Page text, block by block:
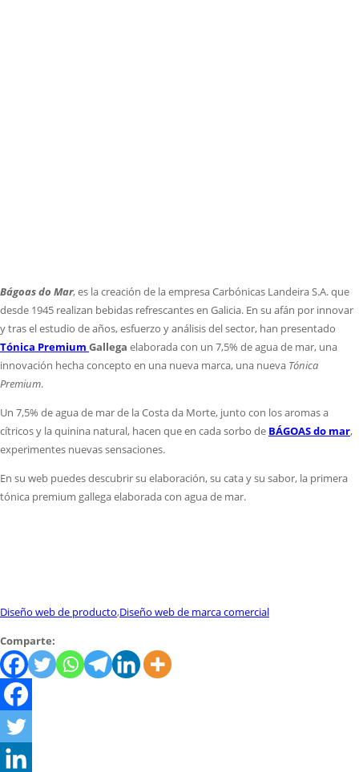
Bágoas do Mar, es la creación de la empresa Carbónicas Landeira S.A. que
desde 1945 realizan bebidas refrescantes en Galicia. En su afán por innovar
y tras el estudio de años, esfuerzo y análisis del sector, han presentado
Tónica Premium Gallega elaborada con un 7,5% de agua de mar, una
innovación hecha concepto en una nueva marca, una nueva Tónica
Premium.
Un 7,5% de agua de mar de la Costa da Morte, junto con los aromas a
cítricos y la quinina natural, hacen que en cada sorbo de BÁGOAS do mar,
experimentes nuevas sensaciones.
En su web puedes descubrir su elaboración, su cata y su sabor, la primera
tónica premium gallega elaborada con agua de mar.
Diseño web de producto,Diseño web de marca comercial
Comparte: